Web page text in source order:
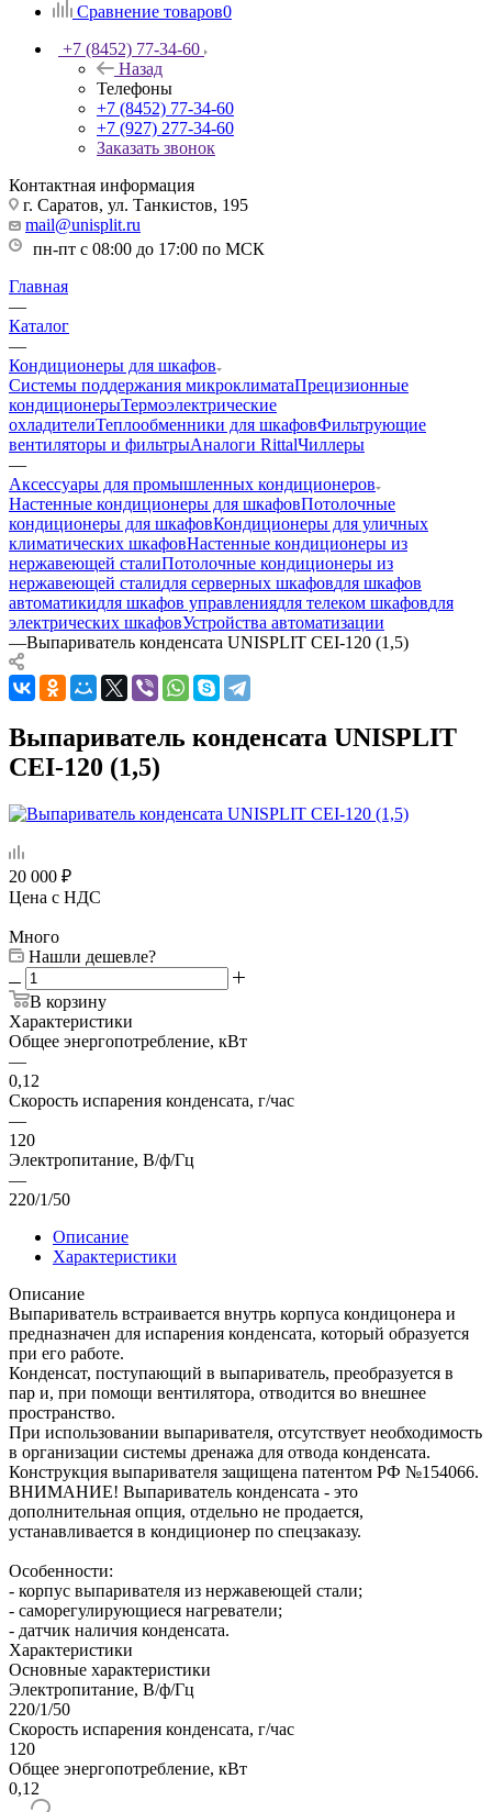
Сравнение товаров0
+7 (8452) 77-34-60
Назад
Телефоны
+7 (8452) 77-34-60
+7 (927) 277-34-60
Заказать звонок
Контактная информация
г. Саратов, ул. Танкистов, 195
mail@unisplit.ru
пн-пт с 08:00 до 17:00 по МСК
Главная
—
Каталог
—
Кондиционеры для шкафов
Системы поддержания микроклиматаПрецизионные
кондиционерыТермоэлектрические
охладителиТеплообменники для шкафовФильтрующие
вентиляторы и фильтрыАналоги RittalЧиллеры
—
Аксессуары для промышленных кондиционеров
Настенные кондиционеры для шкафовПотолочные
кондиционеры для шкафовКондиционеры для уличных
климатических шкафовНастенные кондиционеры из
нержавеющей сталиПотолочные кондиционеры из
нержавеющей сталидля серверных шкафовдля шкафов
автоматикидля шкафов управлениядля телеком шкафовдля
электрических шкафовУстройства автоматизации
—Выпариватель конденсата UNISPLIT CEI-120 (1,5)
Выпариватель конденсата UNISPLIT
CEI-120 (1,5)
20 000 ₽
Цена с НДС
Много
Нашли дешевле?
В корзину
Характеристики
Общее энергопотребление, кВт
—
0,12
Скорость испарения конденсата, г/час
—
120
Электропитание, В/ф/Гц
—
220/1/50
Описание
Характеристики
Описание
Выпариватель встраивается внутрь корпуса кондицонера и
предназначен для испарения конденсата, который образуется
при его работе.
Конденсат, поступающий в выпариватель, преобразуется в
пар и, при помощи вентилятора, отводится во внешнее
пространство.
При использовании выпаривателя, отсутствует необходимость
в организации системы дренажа для отвода конденсата.
Конструкция выпаривателя защищена патентом РФ №154066.
ВНИМАНИЕ! Выпариватель конденсата - это
дополнительная опция, отдельно не продается,
устанавливается в кондиционер по спецзаказу.
Особенности:
- корпус выпаривателя из нержавеющей стали;
- саморегулирующиеся нагреватели;
- датчик наличия конденсата.
Характеристики
Основные характеристики
Электропитание, В/ф/Гц
220/1/50
Скорость испарения конденсата, г/час
120
Общее энергопотребление, кВт
0,12